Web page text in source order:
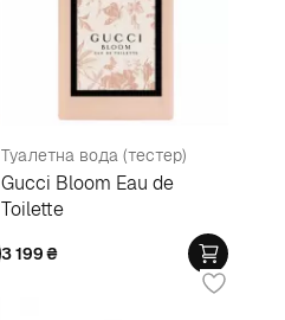
Туалетна вода (тестер)
Gucci Bloom Eau de
Toilette
3 199₴